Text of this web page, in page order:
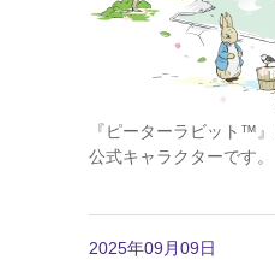
『ピーターラビット™
公式キャラクターです。
2025年09月09日